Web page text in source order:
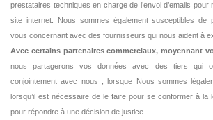
prestataires techniques en charge de l’envoi d’emails
site internet. Nous sommes également susceptibles de
vous concernant avec des fournisseurs qui nous aident à
Avec certains partenaires commerciaux, moyennant
nous partagerons vos données avec des tiers qui
conjointement avec nous ; lorsque Nous sommes
lorsqu’il est nécessaire de le faire pour se conformer à la
pour répondre à une décision de justice.